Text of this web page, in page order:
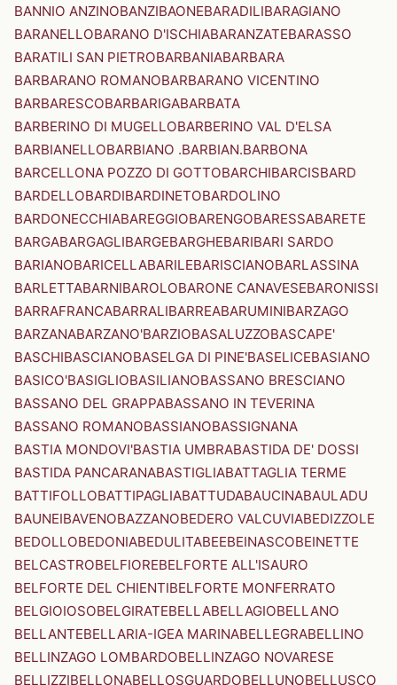
BANNIO ANZINOBANZIBAONEBARADILIBARAGIANO
BARANELLOBARANO D'ISCHIABARANZATEBARASSO
BARATILI SAN PIETROBARBANIABARBARA
BARBARANO ROMANOBARBARANO VICENTINO
BARBARESCOBARBARIGABARBATA
BARBERINO DI MUGELLOBARBERINO VAL D'ELSA
BARBIANELLOBARBIANO .BARBIAN.BARBONA
BARCELLONA POZZO DI GOTTOBARCHIBARCISBARD
BARDELLOBARDIBARDINETOBARDOLINO
BARDONECCHIABAREGGIOBARENGOBARESSABARETE
BARGABARGAGLIBARGEBARGHEBARIBARI SARDO
BARIANOBARICELLABARILEBARISCIANOBARLASSINA
BARLETTABARNIBAROLOBARONE CANAVESEBARONISSI
BARRAFRANCABARRALIBARREABARUMINIBARZAGO
BARZANABARZANO'BARZIOBASALUZZOBASCAPE'
BASCHIBASCIANOBASELGA DI PINE'BASELICEBASIANO
BASICO'BASIGLIOBASILIANOBASSANO BRESCIANO
BASSANO DEL GRAPPABASSANO IN TEVERINA
BASSANO ROMANOBASSIANOBASSIGNANA
BASTIA MONDOVI'BASTIA UMBRABASTIDA DE' DOSSI
BASTIDA PANCARANABASTIGLIABATTAGLIA TERME
BATTIFOLLOBATTIPAGLIABATTUDABAUCINABAULADU
BAUNEIBAVENOBAZZANOBEDERO VALCUVIABEDIZZOLE
BEDOLLOBEDONIABEDULITABEEBEINASCOBEINETTE
BELCASTROBELFIOREBELFORTE ALL'ISAURO
BELFORTE DEL CHIENTIBELFORTE MONFERRATO
BELGIOIOSOBELGIRATEBELLABELLAGIOBELLANO
BELLANTEBELLARIA-IGEA MARINABELLEGRABELLINO
BELLINZAGO LOMBARDOBELLINZAGO NOVARESE
BELLIZZIBELLONABELLOSGUARDOBELLUNOBELLUSCO